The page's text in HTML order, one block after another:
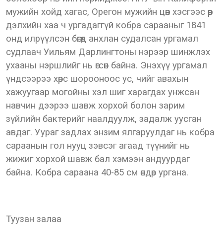
мужийн хойд хагас, Орегон мужийн цөөн хэсгээс өөр
дэлхийн хаа ч ургадаггүй кобра сарааныг 1841
онд илрүүлсэн бөгөөд анхлан судалсан ургамал
судлаач Уильям Дарлингтоны нэрээр шинжлэх
ухааны нэршлийг нь өгсөн байна. Энэхүү ургамал
үндсээрээ хөрс шорооноос ус, чийг авахын
хажуугаар могойны хэл шиг харагдах унжсан
навчин дээрээ шавж хорхой болон зарим
зүйлийн бактерийг наалдуулж, задалж уусган
авдаг. Уураг задлах энзим ялгаруулдаг нь кобра
сараанын гол нууц зэвсэг агаад түүнийг нь
жижиг хорхой шавж бал хэмээн андуурдаг
байна. Кобра сараана 40-85 см өндөр ургана.
Туузан залаа